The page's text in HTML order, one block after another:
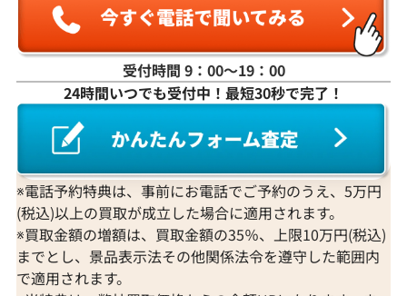
K18WG ダイヤモンド ネックレス 3.31ct
参考買取価格
1,274,000
2026年3月11日時点
K18 ダイヤモン
参考買取価格
2026年2月11日
受付時間 9：00〜19：00
24時間いつでも受付中！最短30秒で完了！
※電話予約特典は、事前にお電話でご予約のうえ、5万円
(税込)以上の買取が成立した場合に適用されます。
※買取金額の増額は、買取金額の35％、上限10万円(税込)
までとし、景品表示法その他関係法令を遵守した範囲内
で適用されます。